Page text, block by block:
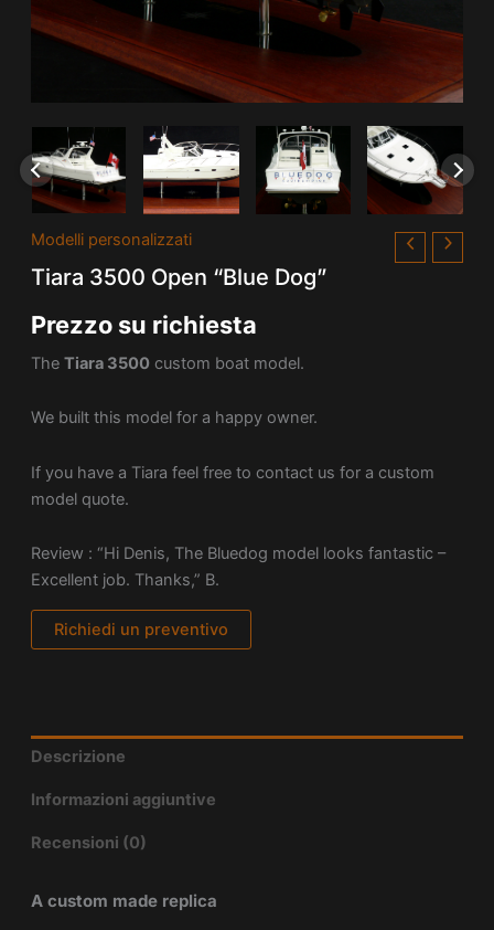
Modelli personalizzati
Tiara 3500 Open “Blue Dog”
Prezzo su richiesta
The Tiara 3500custom boat model.
We built this model for a happy owner.
If you have a Tiara feel free to contact us for a custom
model quote.
Review : “Hi Denis, The Bluedog model looks fantastic –
Excellent job. Thanks,” B.
Richiedi un preventivo
Descrizione
Informazioni aggiuntive
Recensioni (0)
A custom made replica